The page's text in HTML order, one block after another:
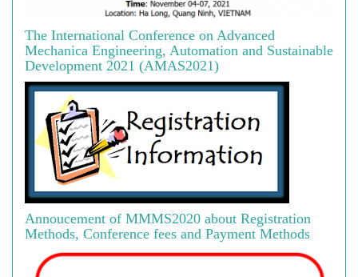
The International Conference on Advanced
Mechanica Engineering, Automation and Sustainable
Development 2021 (AMAS2021)
Annoucement of MMMS2020 about Registration
Methods, Conference fees and Payment Methods